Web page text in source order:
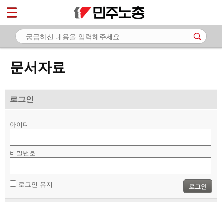
문서자료
로그인
아이디
비밀번호
로그인 유지 로그인
마이페이지
소개
노동상담
자료
- 미디어자료
- 카드뉴스
부설기관